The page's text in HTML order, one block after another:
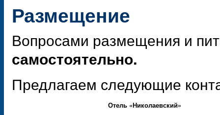
Размещение
Вопросами размещения и
самостоятельно.
Предлагаем следующие
Отель «Николаевский»